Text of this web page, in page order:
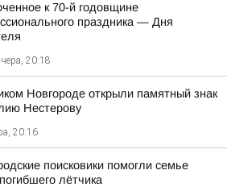
к 70-й годовщине
праздника — Дня
20:18
Новгороде открыли памятный знак
Нестерову
20:16
поисковики помогли семье
лётчика